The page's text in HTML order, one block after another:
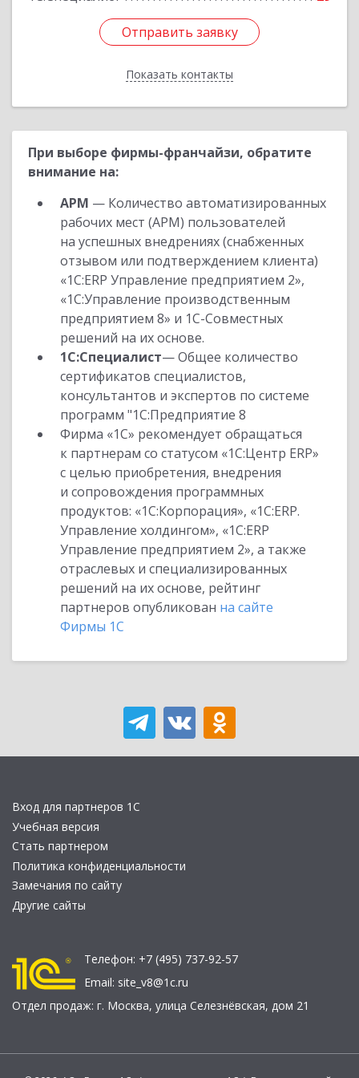
Отправить заявку
Показать контакты
Отправить заявку
Назад
При выборе фирмы-франчайзи, обратите
внимание на:
АРМ — Количество автоматизированных
рабочих мест (АРМ) пользователей
на успешных внедрениях (снабженных
отзывом или подтверждением клиента)
«1С:ERP Управление предприятием 2»,
«1С:Управление производственным
предприятием 8» и 1С-Совместных
решений на их основе.
1С:Специалист— Общее количество
сертификатов специалистов,
консультантов и экспертов по системе
программ "1С:Предприятие 8
Фирма «1С» рекомендует обращаться
к партнерам со статусом «1С:Центр ERP»
с целью приобретения, внедрения
и сопровождения программных
продуктов: «1С:Корпорация», «1С:ERP.
Управление холдингом», «1С:ERP
Управление предприятием 2», а также
отраслевых и специализированных
решений на их основе, рейтинг
партнеров опубликован на сайте
Фирмы 1С
Вход для партнеров 1С
Учебная версия
Стать партнером
Политика конфиденциальности
Замечания по сайту
Другие сайты
Телефон: +7 (495) 737-92-57
Email: site_v8@1c.ru
Отдел продаж: г. Москва, улица Селезнёвская, дом 21